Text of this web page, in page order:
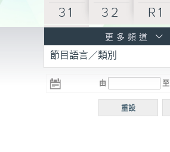
31 32 R1
R3
電台 電台
R5
電台
普通
更多頻道
節目語言／類別
由 至
重設